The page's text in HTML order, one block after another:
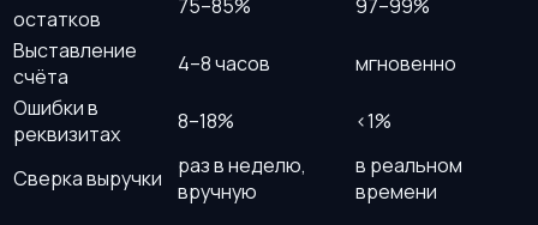
остатков
75–85%
97–99%
Выставление
счёта
4–8 часов
мгновенно
Ошибки в
реквизитах
8–18% <1%
Сверка выручки
раз в неделю,
вручную
в реальном
времени